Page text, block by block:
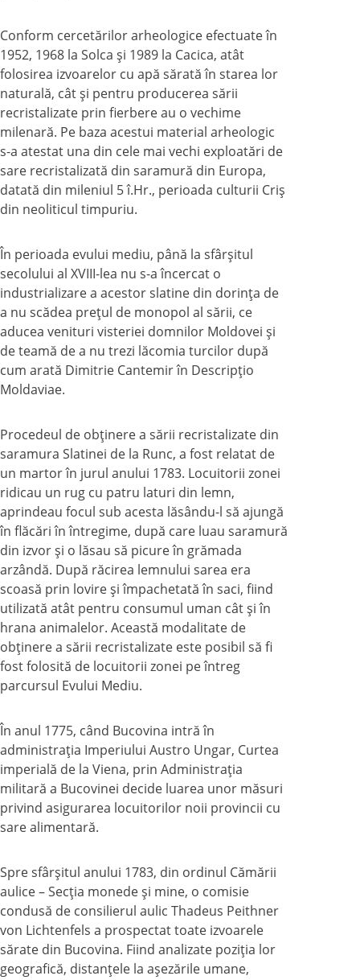
Conform cercetărilor arheologice efectuate în
1952, 1968 la Solca şi 1989 la Cacica, atât
folosirea izvoarelor cu apă sărată în starea lor
naturală, cât şi pentru producerea sării
recristalizate prin fierbere au o vechime
milenară. Pe baza acestui material arheologic
s-a atestat una din cele mai vechi exploatări de
sare recristalizată din saramură din Europa,
datată din mileniul 5 î.Hr., perioada culturii Criş
din neoliticul timpuriu.
În perioada evului mediu, până la sfârşitul
secolului al XVIII-lea nu s-a încercat o
industrializare a acestor slatine din dorinţa de
a nu scădea preţul de monopol al sării, ce
aducea venituri visteriei domnilor Moldovei şi
de teamă de a nu trezi lăcomia turcilor după
cum arată Dimitrie Cantemir în Descripţio
Moldaviae.
Procedeul de obţinere a sării recristalizate din
saramura Slatinei de la Runc, a fost relatat de
un martor în jurul anului 1783. Locuitorii zonei
ridicau un rug cu patru laturi din lemn,
aprindeau focul sub acesta lăsându-l să ajungă
în flăcări în întregime, după care luau saramură
din izvor şi o lăsau să picure în grămada
arzândă. După răcirea lemnului sarea era
scoasă prin lovire şi împachetată în saci, fiind
utilizată atât pentru consumul uman cât şi în
hrana animalelor. Această modalitate de
obţinere a sării recristalizate este posibil să fi
fost folosită de locuitorii zonei pe întreg
parcursul Evului Mediu.
În anul 1775, când Bucovina intră în
administraţia Imperiului Austro Ungar, Curtea
imperială de la Viena, prin Administraţia
militară a Bucovinei decide luarea unor măsuri
privind asigurarea locuitorilor noii provincii cu
sare alimentară.
Spre sfârşitul anului 1783, din ordinul Cămării
aulice – Secţia monede şi mine, o comisie
condusă de consilierul aulic Thadeus Peithner
von Lichtenfels a prospectat toate izvoarele
sărate din Bucovina. Fiind analizate poziţia lor
geografică, distanţele la aşezările umane,